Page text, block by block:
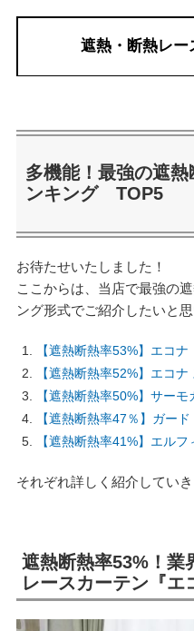
遮熱・断熱レー
多機能！最強の遮
ンキング TOP5
お待たせいたしました！
ここからは、当店で最強の
ング形式でご紹介したいと思
【遮熱断熱率53%】エコナ
【遮熱断熱率52%】エコ
【遮熱断熱率50%】サーモ
【遮熱断熱率47％】ガード
【遮熱断熱率41%】エルフ
それぞれ詳しく紹介していき
遮熱断熱率53%！業
レースカーテン『エ